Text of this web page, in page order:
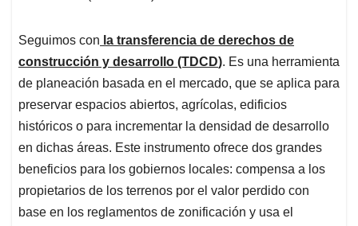
Seguimos con la transferencia de derechos de
construcción y desarrollo (TDCD). Es una herramienta
de planeación basada en el mercado, que se aplica para
preservar espacios abiertos, agrícolas, edificios
históricos o para incrementar la densidad de desarrollo
en dichas áreas. Este instrumento ofrece dos grandes
beneficios para los gobiernos locales: compensa a los
propietarios de los terrenos por el valor perdido con
base en los reglamentos de zonificación y usa el